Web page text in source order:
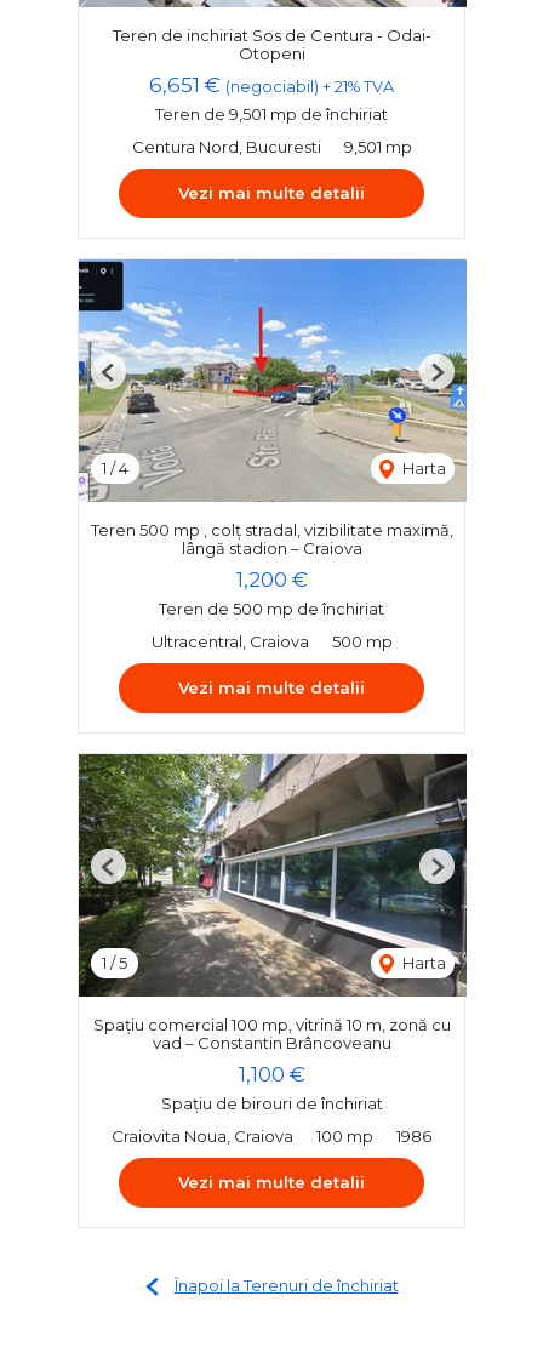
Teren de inchiriat Sos de Centura - Odai-
Otopeni
6,651 € (negociabil) + 21% TVA
Teren de 9,501 mp de închiriat
Centura Nord, Bucuresti
9,501 mp
Vezi mai multe detalii
1 /4 Harta
Previous Next
Teren 500 mp , colț stradal, vizibilitate maximă,
lângă stadion – Craiova
1,200 €
Teren de 500 mp de închiriat
Ultracentral, Craiova
500 mp
Vezi mai multe detalii
1 /5 Harta
Previous Next
Spațiu comercial 100 mp, vitrină 10 m, zonă cu
vad – Constantin Brâncoveanu
1,100 €
Spațiu de birouri de închiriat
Craiovita Noua, Craiova
100 mp 1986
Vezi mai multe detalii
Înapoi la Terenuri de închiriat